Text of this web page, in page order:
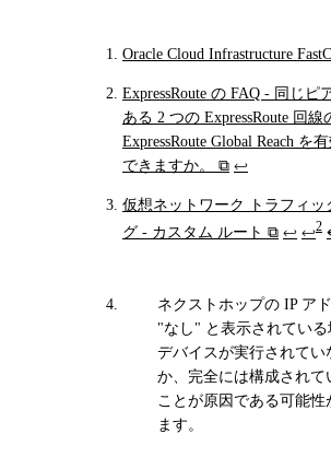
FootnotesOracle Cloud Infrastructure
ExpressRoute の FAQ - 同じピ
ある 2 つの ExpressRoute 回線
ExpressRoute Global Reach を
できますか。
⧉ ↩
仮想ネットワーク トラフィッ
グ - カスタム ルート ⧉ ↩ ↩2
ネクストホップの IP ア
"なし" と表示されている
デバイスが実行されてい
か、完全には構成されて
ことが原因である可能性
ます。